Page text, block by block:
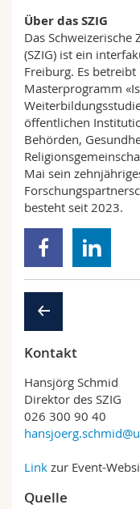
Über das SZIG
Das
(SZIG) ist ein
Freiburg. Es
Masterprogramm
öffentlichen
Behörden,
Mai sein
besteht seit 2023.
Kontakt
Hansjörg Schmid
Direktor des SZIG
026 300 90 40
Link zur Event-
Quelle